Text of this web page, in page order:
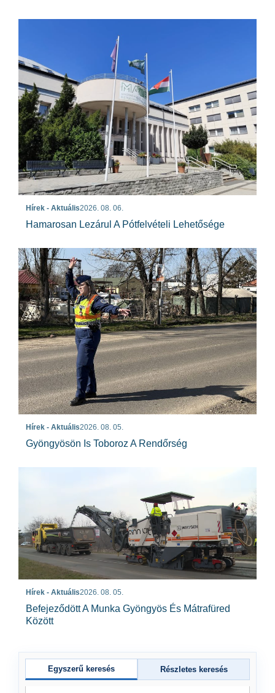
Hírek - Aktuális2026. 08. 06.
Hamarosan Lezárul A Pótfelvételi Lehetősége
Hírek - Aktuális2026. 08. 05.
Gyöngyösön Is Toboroz A Rendőrség
Hírek - Aktuális2026. 08. 05.
Befejeződött A Munka Gyöngyös És Mátrafüred
Között
Egyszerű keresés Részletes keresés